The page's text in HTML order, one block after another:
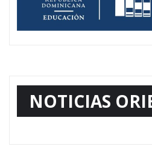
NOTICIAS